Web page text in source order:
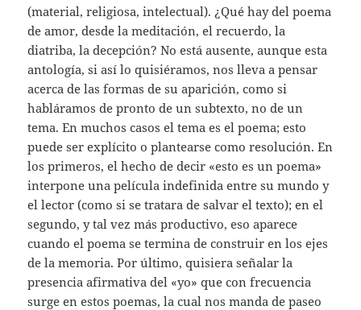
(material, religiosa, intelectual). ¿Qué hay del poema
de amor, desde la meditación, el recuerdo, la
diatriba, la decepción? No está ausente, aunque esta
antología, si así lo quisiéramos, nos lleva a pensar
acerca de las formas de su aparición, como si
habláramos de pronto de un subtexto, no de un
tema. En muchos casos el tema es el poema; esto
puede ser explícito o plantearse como resolución. En
los primeros, el hecho de decir «esto es un poema»
interpone una película indefinida entre su mundo y
el lector (como si se tratara de salvar el texto); en el
segundo, y tal vez más productivo, eso aparece
cuando el poema se termina de construir en los ejes
de la memoria. Por último, quisiera señalar la
presencia afirmativa del «yo» que con frecuencia
surge en estos poemas, la cual nos manda de paseo